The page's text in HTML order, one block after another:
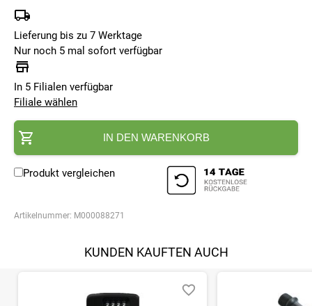
Lieferung bis zu 7 Werktage
Nur noch 5 mal sofort verfügbar
In 5 Filialen verfügbar
Filiale wählen
IN DEN WARENKORB
Produkt vergleichen
Artikelnummer: M000088271
KUNDEN KAUFTEN AUCH